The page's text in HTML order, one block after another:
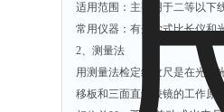
适用范围：主要用于二等以下
常用仪器：有光学式比长仪和
2、测量法
用测量法检定线纹尺是在光电
移板和三面直角棱镜的工作原